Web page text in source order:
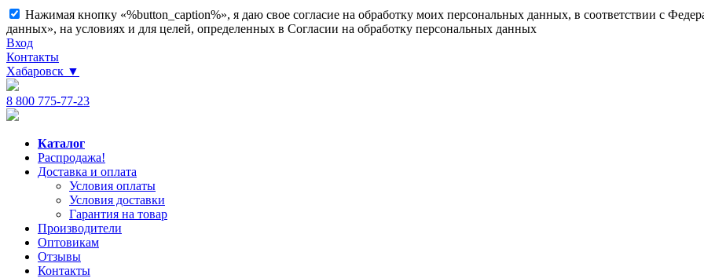
Нажимая кнопку «%button_caption%», я даю свое согласие на обработку моих персональных данных, в соответствии с
данных», на условиях и для целей, определенных в Согласии на обработку персональных данных
Вход
Контакты
Хабаровск ▼
8 800 775-77-23
Каталог
Распродажа!
Доставка и оплата
Условия оплаты
Условия доставки
Гарантия на товар
Производители
Оптовикам
Отзывы
Контакты